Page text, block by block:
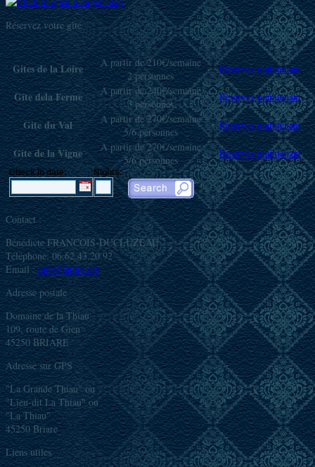
Réservez votre gîte
Gites de la Loire
A partir de 210€/semaine
2 personnes
Réservez maintenant
Gîte dela Ferme
A partir de 240€/semaine
3 personnes
Reservez maintenant
Gite du Val
A partir de 270€/semaine
5/6 personnes
Reservez maintenant
Gite de la Vigne
A partir de 270€/semaine
5/6 personnes
Reservez maintenant
Check In date: Nights:
Contact :
Bénédicte FRANCOIS-DUCLUZEAU
Téléphone: 06.62.43.20.92
Email :info@lathiau.fr
Adresse postale
Domaine de la Thiau
109, route de Gien
45250 BRIARE
Adresse sur GPS
"La Grande Thiau" ou
"Lieu-dit La Thiau" ou
"La Thiau"
45250 Briare
Liens utiles